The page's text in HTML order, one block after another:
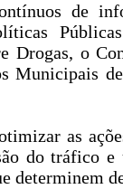
de
Drogas, o
Municipais
as
do tráfico e
determinem